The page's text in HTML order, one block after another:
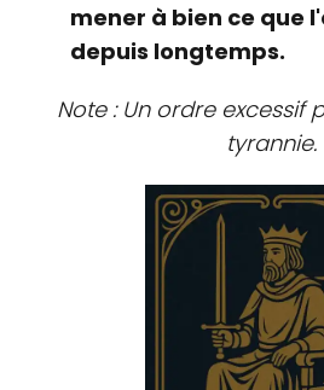
mener à bien ce que
depuis longtemps.
Note : Un ordre excessif
tyrannie.